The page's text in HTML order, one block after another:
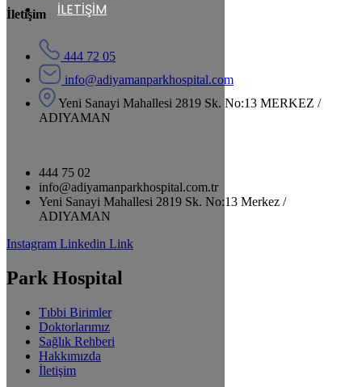
İletişim
444 72 05
info@adiyamanparkhospital.com
Yeni Sanayi Mahallesi 2819 Sk. No:13 MERKEZ /
ADIYAMAN
444 75 02
info@adiyamanparkhospital.com.tr
Yeni Sanayi Mahallesi 2819 Sk. No:13 Merkez /
ADIYAMAN
Instagram Linkedin Link
Park Hospital
Tıbbi Birimler
Doktorlarımız
Sağlık Rehberi
Hakkımızda
İletişim
İLETİŞİM